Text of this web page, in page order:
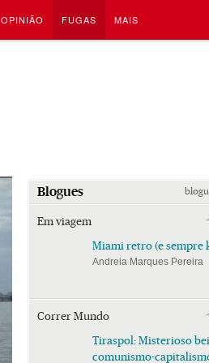
OPINIÃO FUGAS MAIS
Blogues
Em viagem
Miami retro (e sempre
Andreia Marques Pereira
Correr Mundo
Tiraspol: Misterioso
comunismo-